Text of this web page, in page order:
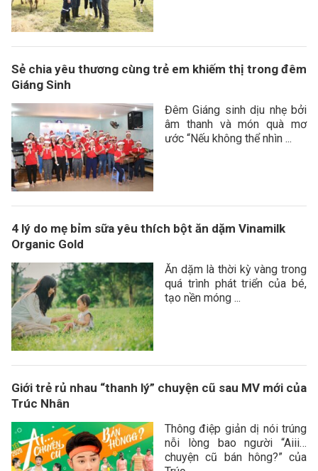
Sẻ chia yêu thương cùng trẻ em khiếm thị trong đêm
Giáng Sinh
Đêm Giáng sinh dịu nhẹ bởi
âm thanh và món quà mơ
ước “Nếu không thể nhìn ...
4 lý do mẹ bỉm sữa yêu thích bột ăn dặm Vinamilk
Organic Gold
Ăn dặm là thời kỳ vàng trong
quá trình phát triển của bé,
tạo nền móng ...
Giới trẻ rủ nhau “thanh lý” chuyện cũ sau MV mới của
Trúc Nhân
Thông điệp giản dị nói trúng
nỗi lòng bao người “Aiii…
chuyện cũ bán hông?” của